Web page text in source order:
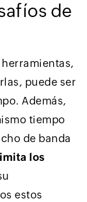
de
puede ser
Además,
tiempo
de banda
los
estos